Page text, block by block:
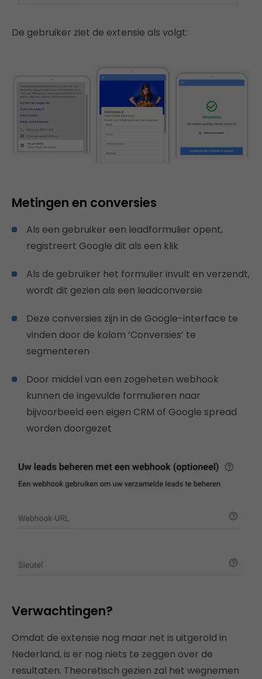
De gebruiker ziet de extensie als volgt:
Metingen en conversies
Als een gebruiker een leadformulier opent,
registreert Google dit als een klik
Als de gebruiker het formulier invult en verzendt,
wordt dit gezien als een leadconversie
Deze conversies zijn in de Google-interface te
vinden door de kolom ‘Conversies’ te
segmenteren
Door middel van een zogeheten webhook
kunnen de ingevulde formulieren naar
bijvoorbeeld een eigen CRM of Google spread
worden doorgezet
Verwachtingen?
Omdat de extensie nog maar net is uitgerold in
Nederland, is er nog niets te zeggen over de
resultaten. Theoretisch gezien zal het wegnemen